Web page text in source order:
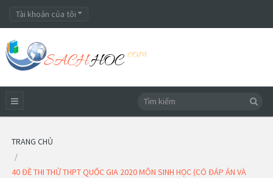
Tài khoản của tôi
TRANG CHỦ
40 ĐỀ THI THỬ THPT QUỐC GIA 2020 MÔN SINH HỌC (CÓ ĐÁP ÁN VÀ